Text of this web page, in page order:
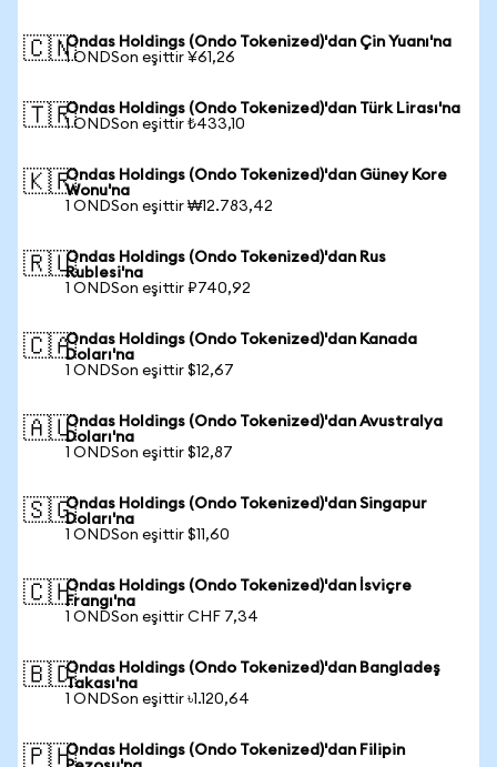
🇨🇳Ondas Holdings (Ondo Tokenized)'dan Çin Yuanı'na
1 ONDSon eşittir ¥61,26
🇹🇷Ondas Holdings (Ondo Tokenized)'dan Türk Lirası'na
1 ONDSon eşittir ₺433,10
🇰🇷Ondas Holdings (Ondo Tokenized)'dan Güney Kore
Wonu'na
1 ONDSon eşittir ₩12.783,42
🇷🇺Ondas Holdings (Ondo Tokenized)'dan Rus
Rublesi'na
1 ONDSon eşittir ₽740,92
🇨🇦Ondas Holdings (Ondo Tokenized)'dan Kanada
Doları'na
1 ONDSon eşittir $12,67
🇦🇺Ondas Holdings (Ondo Tokenized)'dan Avustralya
Doları'na
1 ONDSon eşittir $12,87
🇸🇬Ondas Holdings (Ondo Tokenized)'dan Singapur
Doları'na
1 ONDSon eşittir $11,60
🇨🇭Ondas Holdings (Ondo Tokenized)'dan İsviçre
Frangı'na
1 ONDSon eşittir CHF 7,34
🇧🇩Ondas Holdings (Ondo Tokenized)'dan Bangladeş
Takası'na
1 ONDSon eşittir ৳1.120,64
🇵🇭Ondas Holdings (Ondo Tokenized)'dan Filipin